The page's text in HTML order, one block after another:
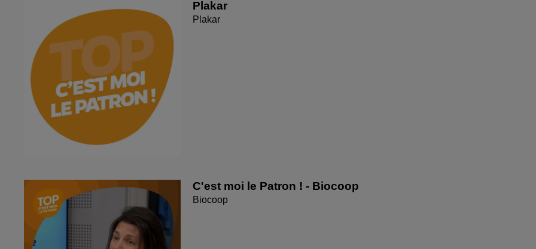
Plakar
Plakar
C'est moi le Patron ! - Biocoop
Biocoop